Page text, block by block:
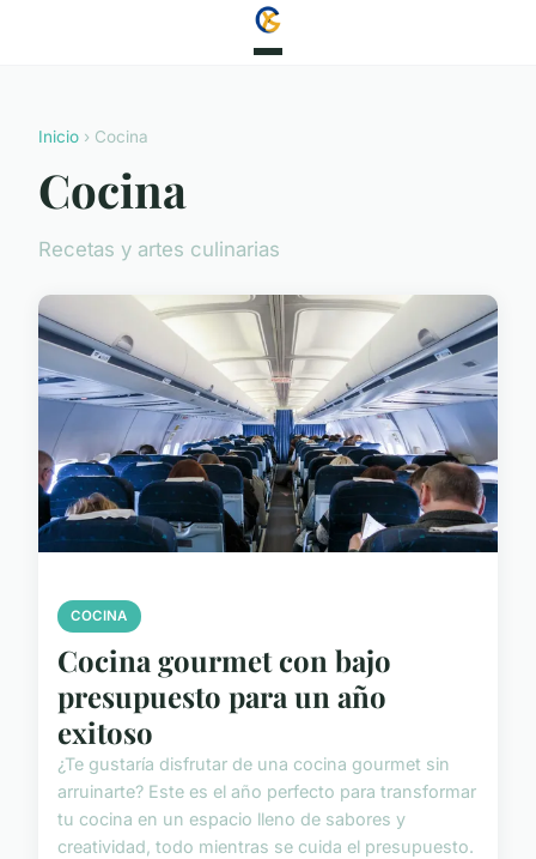
Inicio › Cocina
Cocina
Recetas y artes culinarias
COCINA
Cocina gourmet con bajo
presupuesto para un año
exitoso
¿Te gustaría disfrutar de una cocina gourmet sin
arruinarte? Este es el año perfecto para transformar
tu cocina en un espacio lleno de sabores y
creatividad, todo mientras se cuida el presupuesto.